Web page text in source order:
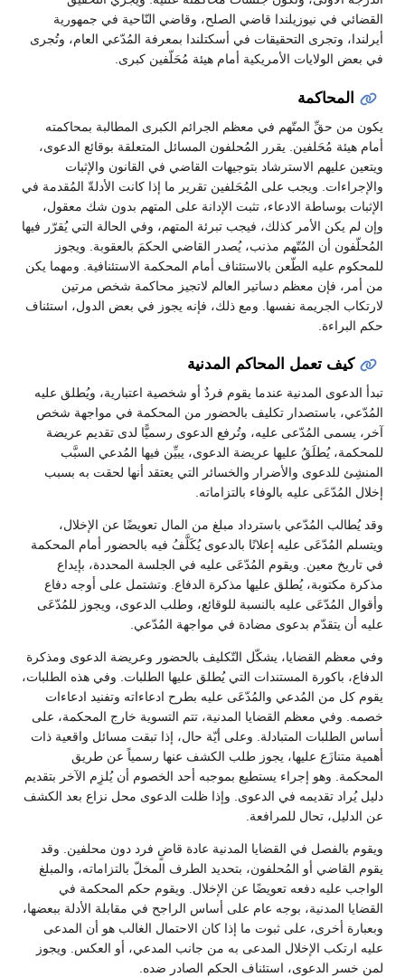
القضائي في نيوزيلندا قاضي الصلح، وقاضي النّاحية في جمهورية
أيرلندا، وتجرى التحقيقات في أسكتلندا بمعرفة المُدّعي العام، وتُجرى
في بعض الولايات الأمريكية أمام هيئة مُحَلّفين كبرى.
المحاكمة
يكون من حقِّ المتّهم في معظم الجرائم الكبرى المطالبة بمحاكمته
أمام هيئة مُحَلفين. يقرر المُحلفون المسائل المتعلقة بوقائع الدعوى،
ويتعين عليهم الاسترشاد بتوجيهات القاضي في القانون والإثبات
والإجراءات. ويجب على المُحَلفين تقرير ما إذا كانت الأدلةّ المُقدمة في
الإثبات بوساطة الادعاء، تثبت الإدانة على المتهم بدون شك معقول،
وإن لم يكن الأمر كذلك، فيجب تبرئة المتهم، وفي الحالة التي يُقرّر فيها
المُحلّفون أن المُتّهم مذنب، يُصدر القاضي الحكمَ بالعقوبة. ويجوز
للمحكوم عليه الطّعن بالاستئناف أمام المحكمة الاستئنافية. ومهما يكن
من أمر، فإن معظم دساتير العالم لاتجيز محاكمة شخص مرتين
لارتكاب الجريمة نفسها. ومع ذلك، فإنه يجوز في بعض الدول، استئناف
حكم البراءة.
كيف تعمل المحاكم المدنية
تبدأ الدعوى المدنية عندما يقوم فردٌ أو شخصية اعتبارية، ويُطلق عليه
المُدّعي، باستصدار تكليف بالحضور من المحكمة في مواجهة شخص
آخر، يسمى المُدّعى عليه، وتُرفع الدعوى رسميًّا لدى تقديم عريضة
للمحكمة، يُطلَقُ عليها عريضة الدعوى، يبيِّن فيها المُدعي السبَّب
المنشِئ للدعوى والأضرار والخسائر التي يعتقد أنها لحقت به بسبب
إخلال المُدّعَى عليه بالوفاء بالتزاماته.
وقد يُطالب المُدّعي باسترداد مبلغ من المال تعويضًا عن الإخلال،
ويتسلم المُدّعَى عليه إعلانًا بالدعوى يُكَلَّفُ فيه بالحضور أمام المحكمة
في تاريخ معين. ويقوم المُدّعَى عليه في الجلسة المحددة، بإيداع
مذكرة مكتوبة، يُطلق عليها مذكرة الدفاع. وتشتمل على أوجه دفاع
وأقوال المُدّعَى عليه بالنسبة للوقائع، وطلب الدعوى، ويجوز للمُدّعَى
عليه أن يتقدّم بدعوى مضادة في مواجهة المُدّعي.
وفي معظم القضايا، يشكّل التّكليف بالحضور وعريضة الدعوى ومذكرة
الدفاع، باكورة المستندات التي يُطلق عليها الطلبات. وفي هذه الطلبات،
يقوم كل من المُدعي والمُدّعَى عليه بطرح ادعاءاته وتفنيد ادعاءات
خصمه. وفي معظم القضايا المدنية، تتم التسوية خارج المحكمة، على
أساس الطلبات المتبادلة. وعلى أيّة حال، إذا تبقت مسائل واقعية ذات
أهمية متنازَع عليها، يجوز طلب الكشف عنها رسمياً عن طريق
المحكمة. وهو إجراء يستطيع بموجبه أحد الخصوم أن يُلزِم الآخر بتقديم
دليل يُراد تقديمه في الدعوى. وإذا ظلت الدعوى محل نزاع بعد الكشف
عن الدليل، تحال للمرافعة.
ويقوم بالفصل في القضايا المدنية عادة قاضٍ فرد دون محلفين. وقد
يقوم القاضي أو المُحلفون، بتحديد الطرف المخلّ بالتزاماته، والمبلغ
الواجب عليه دفعه تعويضًا عن الإخلال. ويقوم حكم المحكمة في
القضايا المدنية، بوجه عام على أساس الراجح في مقابلة الأدلة ببعضها،
وبعبارة أخرى، على ثبوت ما إذا كان الاحتمال الغالب هو أن المدعى
عليه ارتكب الإخلال المدعى به من جانب المدعي، أو العكس. ويجوز
لمن خسر الدعوى، استئناف الحكم الصادر ضده.